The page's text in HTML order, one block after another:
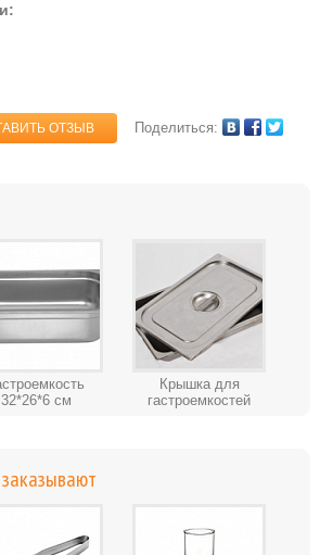
ОТЗЫВ Поделиться:
32*26*6 см
Крышка для
гастроемкостей